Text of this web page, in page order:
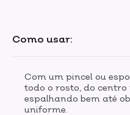
Como usar:
Com um pincel ou
todo o rosto, do
espalhando bem até
uniforme.